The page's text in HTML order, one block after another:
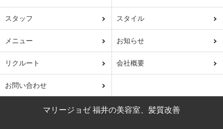
スタッフ スタイル
メニュー お知らせ
リクルート 会社概要
お問い合わせ
マリージョゼ 福井の美容室、髪質改善